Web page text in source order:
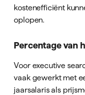
kostenefficiënt
oplopen.
Percentage van
Voor executive
vaak gewerkt met
jaarsalaris als